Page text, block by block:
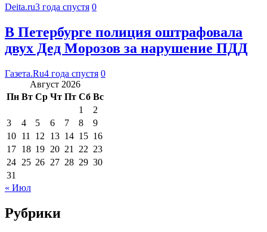
Deita.ru3 года спустя 0
В Петербурге полиция оштрафовала
двух Дед Морозов за нарушение ПДД
Газета.Ru4 года спустя 0
Август 2026
Пн Вт Ср Чт Пт Сб Вс
1
2
3
4 5 6 7 8
9
10 11 12 13 14 15 16
17 18 19 20 21 22 23
24 25 26 27 28 29 30
31
« Июл
Рубрики